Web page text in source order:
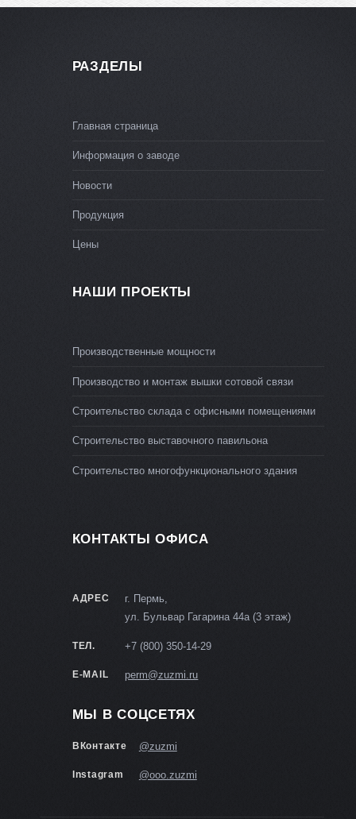
РАЗДЕЛЫ
Главная страница
Информация о заводе
Новости
Продукция
Цены
НАШИ ПРОЕКТЫ
Производственные мощности
Производство и монтаж вышки сотовой связи
Строительство склада с офисными помещениями
Строительство выставочного павильона
Строительство многофункционального здания
КОНТАКТЫ ОФИСА
АДРЕС
г. Пермь,
ул. Бульвар Гагарина 44а (3 этаж)
ТЕЛ. +7 (800) 350-14-29
E-MAIL perm@zuzmi.ru
МЫ В СОЦСЕТЯХ
ВКонтакте @zuzmi
Instagram @ooo.zuzmi